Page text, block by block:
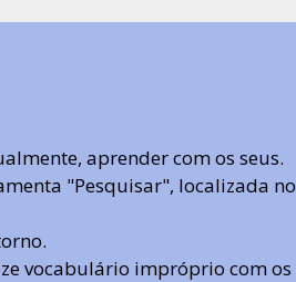
aprender com os seus.
"Pesquisar", localizada no
vocabulário impróprio com os